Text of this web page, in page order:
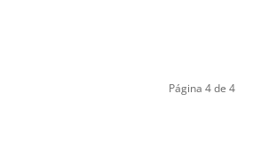
Página 4 de 4